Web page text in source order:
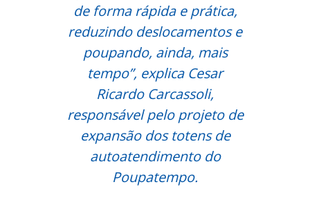
de forma rápida e prática,
reduzindo deslocamentos e
poupando, ainda, mais
tempo”, explica Cesar
Ricardo Carcassoli,
responsável pelo projeto de
expansão dos totens de
autoatendimento do
Poupatempo.